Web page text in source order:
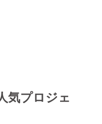
気プロジェ